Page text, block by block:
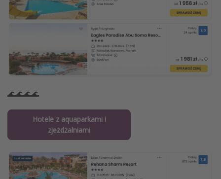
🌊🌊🌊🌊
Hotele z aquaparkami i
zjeżdżalniami